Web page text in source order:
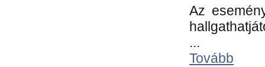
Az
...
Tovább